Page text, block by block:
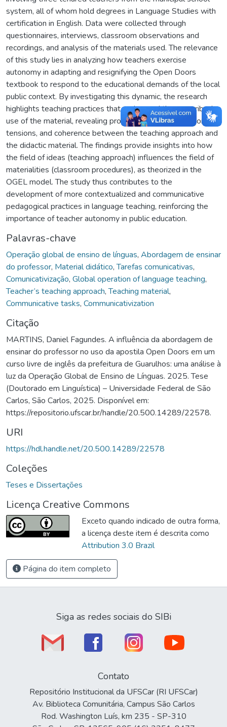
system, all of whom hold degrees in Language Studies with
certification in English. Data were collected through
questionnaires, interviews, classroom observations and
recordings, and analysis of the materials used. The relevance
of this study lies in analyzing how teachers exercise
autonomy in adapting and resignifying the Open Doors
textbook to respond to the educational demands of the local
public context. By investigating this dynamic, the research
highlights teaching practices that go beyond the prescribed
use of the material, revealing processes of resignification,
tensions, and coherence between the teaching approach and
the didactic material. The findings provide insights into how
the field of ideas (teaching approach) influences the field of
materialities (classroom procedures), as theorized in the
OGEL model. The study thus contributes to the
development of more contextualized and communicative
pedagogical practices in language teaching, reinforcing the
importance of teacher autonomy in public education.
Palavras-chave
Operação global de ensino de línguas, Abordagem de ensinar
do professor, Material didático,Tarefas comunicativas,
Comunicativização, Global operation of language teaching,
Teacher’s teaching approach,Teaching material,
Communicative tasks, Communicativization
Citação
MARTINS, Daniel Fagundes. A influência da abordagem de
ensinar do professor no uso da apostila Open Doors em um
curso livre de inglês da prefeitura de Guarulhos: uma análise à
luz da Operação Global de Ensino de Línguas. 2025. Tese
(Doutorado em Linguística) – Universidade Federal de São
Carlos, São Carlos, 2025. Disponível em:
https://repositorio.ufscar.br/handle/20.500.14289/22578.
URI
https://hdl.handle.net/20.500.14289/22578
Coleções
Teses e Dissertações
Licença Creative Commons
Exceto quando indicado de outra forma,
a licença deste item é descrita como
Attribution 3.0 Brazil
Página do item completo
Siga as redes sociais do SIBi
Contato
Repositório Institucional da UFSCar (RI UFSCar)
Av. Biblioteca Comunitária, Campus São Carlos
Rod. Washington Luís, km 235 - SP-310